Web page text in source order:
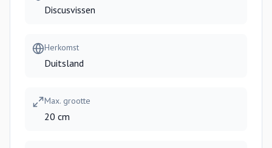
Discusvissen
Herkomst
Duitsland
Max. grootte
20 cm